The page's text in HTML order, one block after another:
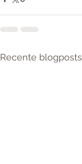
Recente blogposts